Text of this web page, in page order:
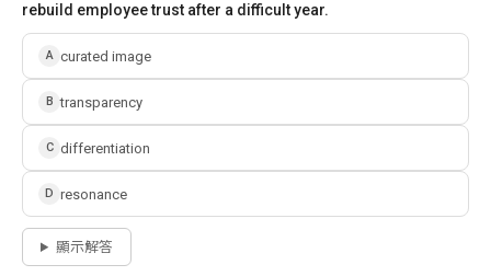
rebuild employee trust after a difficult year.
A curated image
B transparency
C differentiation
D resonance
顯示解答